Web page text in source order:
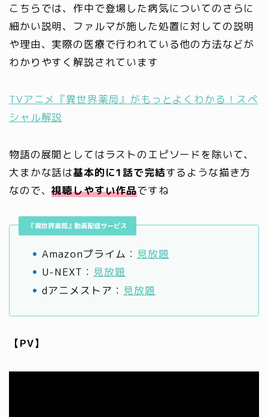
こちらでは、作中で登場した病気についてのさらに
細かい説明、ファルマが施した処置に対しての説明
や理由、実際の医療で行われている他の方法などが
わかりやすく解説されています
TVアニメ『異世界薬局』がもっとよくわかる！スペ
シャル解説
物語の展開としてはラストのエピソードを除いて、
大まかな話は基本的に1話で完結するような描き方
なので、視聴しやすい作品ですね
『異世界薬局』動画配信サービス
Amazonプライム： 見放題
U-NEXT： 見放題
dアニメストア： 見放題
【PV】